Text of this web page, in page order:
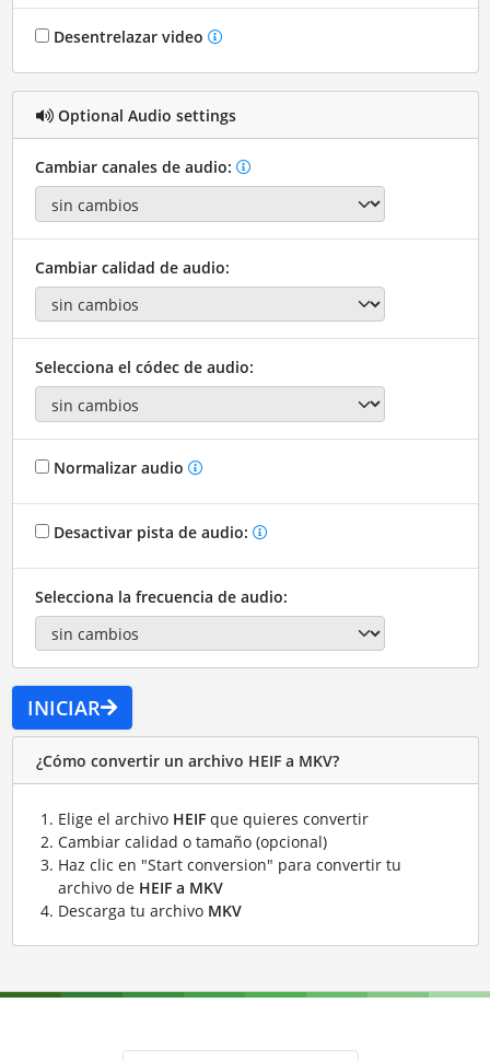
Desentrelazar video
Optional Audio settings
Cambiar canales de audio:
Cambiar calidad de audio:
Selecciona el códec de audio:
Normalizar audio
Desactivar pista de audio:
Selecciona la frecuencia de audio:
INICIAR
¿Cómo convertir un archivo HEIF a MKV?
Elige el archivo HEIFque quieres convertir
Cambiar calidad o tamaño (opcional)
Haz clic en "Start conversion" para convertir tu
archivo de HEIF a MKV
Descarga tu archivo MKV